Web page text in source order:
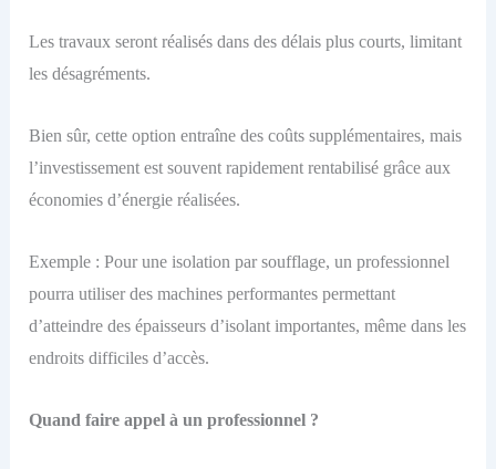
Les travaux seront réalisés dans des délais plus courts, limitant
les désagréments.
Bien sûr, cette option entraîne des coûts supplémentaires, mais
l’investissement est souvent rapidement rentabilisé grâce aux
économies d’énergie réalisées.
Exemple : Pour une isolation par soufflage, un professionnel
pourra utiliser des machines performantes permettant
d’atteindre des épaisseurs d’isolant importantes, même dans les
endroits difficiles d’accès.
Quand faire appel à un professionnel ?